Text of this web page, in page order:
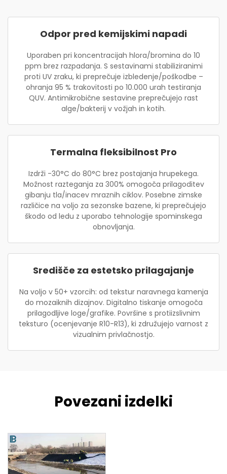
Odpor pred kemijskimi napadi
Uporaben pri koncentracijah hlora/bromina do 10
ppm brez razpadanja. S sestavinami stabiliziranimi
proti UV zraku, ki preprečuje izbledenje/poškodbe –
ohranja 95 % trakovitosti po 10.000 urah testiranja
QUV. Antimikrobične sestavine preprečujejo rast
alge/bakterij v vožjah in kotih.
Termalna fleksibilnost Pro
Izdrži -30°C do 80°C brez postajanja hrupekega.
Možnost razteganja za 300% omogoča prilagoditev
gibanju tla/inacev mraznih ciklov. Posebne zimske
različice na voljo za sezonske bazene, ki preprečujejo
škodo od ledu z uporabo tehnologije spominskega
obnovljanja.
Središče za estetsko prilagajanje
Na voljo v 50+ vzorcih: od tekstur naravnega kamenja
do mozaiknih dizajnov. Digitalno tiskanje omogoča
prilagodljive loge/grafike. Površine s protiizslivnim
teksturo (ocenjevanje R10-R13), ki združujejo varnost z
vizualnim privlačnostjo.
Povezani izdelki